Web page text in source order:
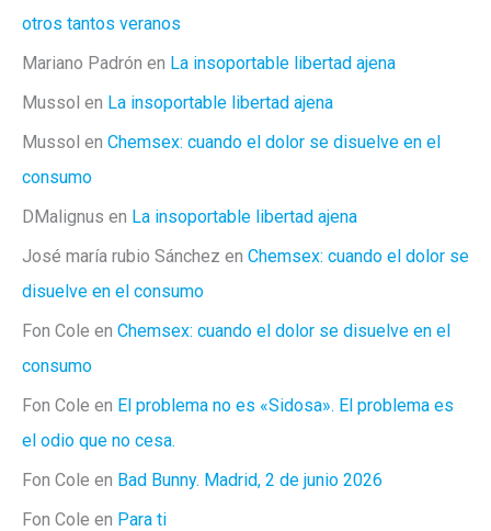
otros tantos veranos
Mariano Padrón en La insoportable libertad ajena
Mussol en La insoportable libertad ajena
Mussol en Chemsex: cuando el dolor se disuelve en el
consumo
DMalignus en La insoportable libertad ajena
José maría rubio Sánchez en Chemsex: cuando el dolor se
disuelve en el consumo
Fon Cole en Chemsex: cuando el dolor se disuelve en el
consumo
Fon Cole en El problema no es «Sidosa». El problema es
el odio que no cesa.
Fon Cole en Bad Bunny. Madrid, 2 de junio 2026
Fon Cole en Para ti